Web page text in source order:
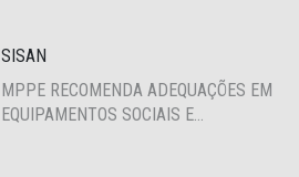
SISAN
MPPE RECOMENDA ADEQUAÇÕES EM
EQUIPAMENTOS SOCIAIS E